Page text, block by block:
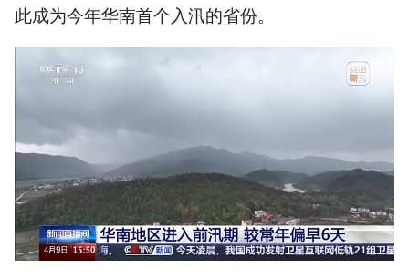
此成为今年华南首个入汛的省份。